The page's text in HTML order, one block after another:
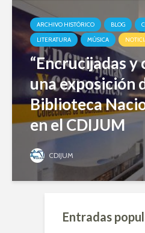
ARCHIVO HISTÓRICO BLOG
LITERATURA
MÚSICA
“Encrucijadas y
una exposición
Biblioteca
en el CDIJUM
CDIJUM
Entradas